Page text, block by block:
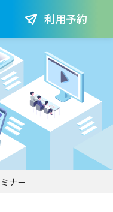
利用予約
ナー